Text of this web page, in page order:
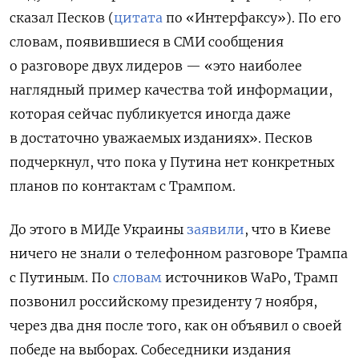
сказал Песков (цитата по «Интерфаксу»). По его
словам, появившиеся в СМИ сообщения
о разговоре двух лидеров — «это наиболее
наглядный пример качества той информации,
которая сейчас публикуется иногда даже
в достаточно уважаемых изданиях». Песков
подчеркнул, что пока у Путина нет конкретных
планов по контактам с Трампом.
До этого в МИДе Украины заявили, что в Киеве
ничего не знали о телефонном разговоре Трампа
с Путиным. По словам источников WaPo, Трамп
позвонил российскому президенту 7 ноября,
через два дня после того, как он объявил о своей
победе на выборах. Собеседники издания